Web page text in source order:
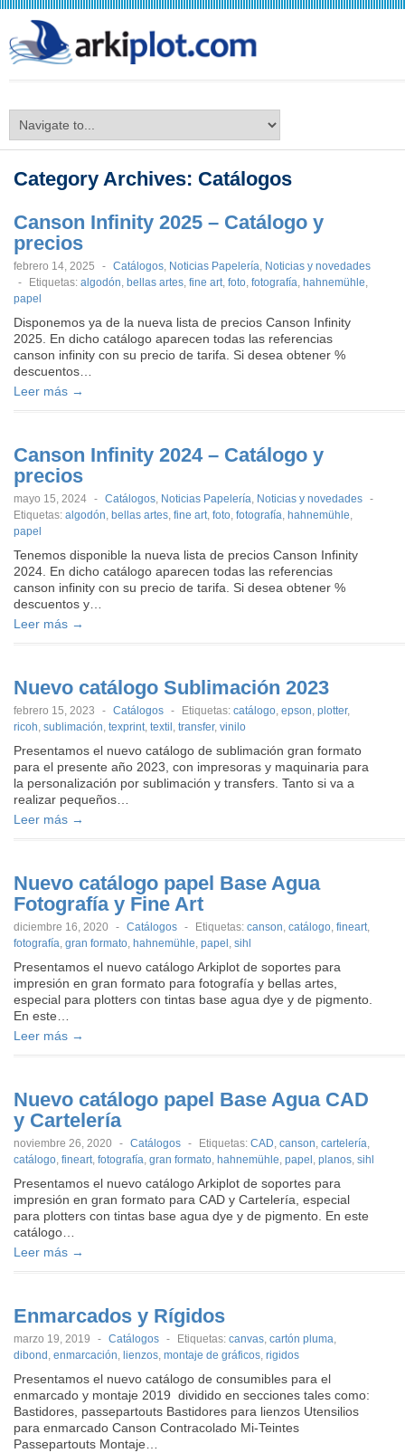
Category Archives: Catálogos
Canson Infinity 2025 – Catálogo y
precios
febrero 14, 2025 - Catálogos, Noticias Papelería, Noticias y novedades
-
Etiquetas: algodón, bellas artes, fine art, foto, fotografía, hahnemühle,
papel
Disponemos ya de la nueva lista de precios Canson Infinity
2025. En dicho catálogo aparecen todas las referencias
canson infinity con su precio de tarifa. Si desea obtener %
descuentos…
Leer más →
Canson Infinity 2024 – Catálogo y
precios
mayo 15, 2024 - Catálogos, Noticias Papelería, Noticias y novedades -
Etiquetas: algodón, bellas artes, fine art, foto, fotografía, hahnemühle,
papel
Tenemos disponible la nueva lista de precios Canson Infinity
2024. En dicho catálogo aparecen todas las referencias
canson infinity con su precio de tarifa. Si desea obtener %
descuentos y…
Leer más →
Nuevo catálogo Sublimación 2023
febrero 15, 2023 - Catálogos - Etiquetas: catálogo, epson, plotter,
ricoh, sublimación, texprint, textil , transfer, vinilo
Presentamos el nuevo catálogo de sublimación gran formato
para el presente año 2023, con impresoras y maquinaria para
la personalización por sublimación y transfers. Tanto si va a
realizar pequeños…
Leer más →
Nuevo catálogo papel Base Agua
Fotografía y Fine Art
diciembre 16, 2020 - Catálogos - Etiquetas: canson, catálogo, fineart,
fotografía, gran formato, hahnemühle, papel , sihl
Presentamos el nuevo catálogo Arkiplot de soportes para
impresión en gran formato para fotografía y bellas artes,
especial para plotters con tintas base agua dye y de pigmento.
En este…
Leer más →
Nuevo catálogo papel Base Agua CAD
y Cartelería
noviembre 26, 2020 - Catálogos - Etiquetas: CAD, canson, cartelería,
catálogo, fineart, fotografía, gran formato, hahnemühle, papel , planos, sihl
Presentamos el nuevo catálogo Arkiplot de soportes para
impresión en gran formato para CAD y Cartelería, especial
para plotters con tintas base agua dye y de pigmento. En este
catálogo…
Leer más →
Enmarcados y Rígidos
marzo 19, 2019 - Catálogos - Etiquetas: canvas, cartón pluma,
dibond , enmarcación, lienzos, montaje de gráficos, rigidos
Presentamos el nuevo catálogo de consumibles para el
enmarcado y montaje 2019 dividido en secciones tales como:
Bastidores, passepartouts Bastidores para lienzos Utensilios
para enmarcado Canson Contracolado Mi-Teintes
Passepartouts Montaje…